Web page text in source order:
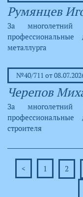
Румянцев
За многолетний
металлурга
№40/711 от
Черепов
За многолетний
строителя
< 1 2